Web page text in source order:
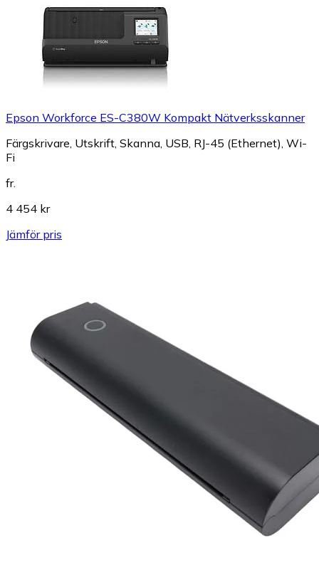
Epson Workforce ES-C380W Kompakt Nätverksskanner
Färgskrivare, Utskrift, Skanna, USB, RJ-45 (Ethernet), Wi-
Fi
fr.
4 454 kr
Jämför pris